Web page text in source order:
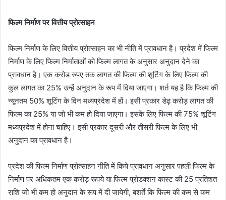
फिल्म निर्माण पर वित्तीय प्रोत्साहन
फिल्म निर्माण के लिए वित्तीय प्रोत्साहन का भी नीति में प्रावधान है। प्रदेश में फिल्म
निर्माण के लिए फिल्म निर्माताओं को फिल्म लागत के अनुसार अनुदान देने का
प्रावधान है। एक करोड रुपए तक लागत की फिल्म की शूटिंग के लिए फिल्म की
कुल लागत का 25% उन्हें अनुदान के रूप में दिया जाएगा। शर्त यह है कि फिल्म की
न्यूनतम 50% शूटिंग के दिन मध्यप्रदेश में हों। इसी प्रकार डेढ़ करोड़ लागत की
फिल्म का 25% या जो भी कम हो दिया जाएगा। इसके लिए फिल्म की 75% शूटिंग
मध्यप्रदेश में होना चाहिए। इसी प्रकार दूसरी और तीसरी फिल्म के लिए भी
अनुदान का प्रावधान है।
प्रदेश की फिल्म निर्माण प्रोत्साहन नीति में किये प्रावधान अनुसार पहली फिल्म के
निर्माण पर अधिकतम एक करोड़ रूपये या फिल्म प्रोडक्शन कास्ट की 25 प्रतिशत
राशि जो भी कम हो अनुदान के रूप में दी जायेगी, बशर्ते कि फिल्म की कम से कम